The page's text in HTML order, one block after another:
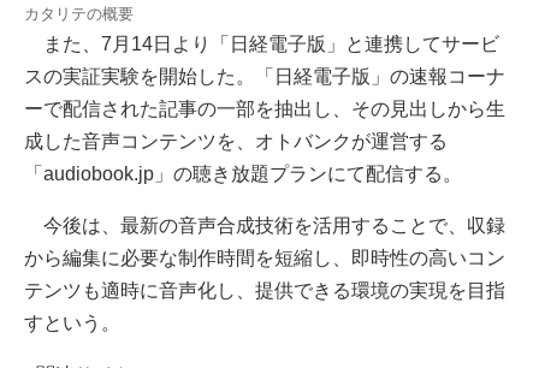
カタリテの概要
また、7月14日より「日経電子版」と連携してサービ
スの実証実験を開始した。「日経電子版」の速報コーナ
ーで配信された記事の一部を抽出し、その見出しから生
成した音声コンテンツを、オトバンクが運営する
「audiobook.jp」の聴き放題プランにて配信する。
今後は、最新の音声合成技術を活用することで、収録
から編集に必要な制作時間を短縮し、即時性の高いコン
テンツも適時に音声化し、提供できる環境の実現を目指
すという。